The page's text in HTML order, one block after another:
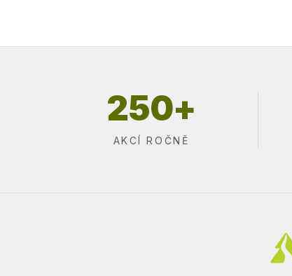
250+
AKCÍ ROČNĚ